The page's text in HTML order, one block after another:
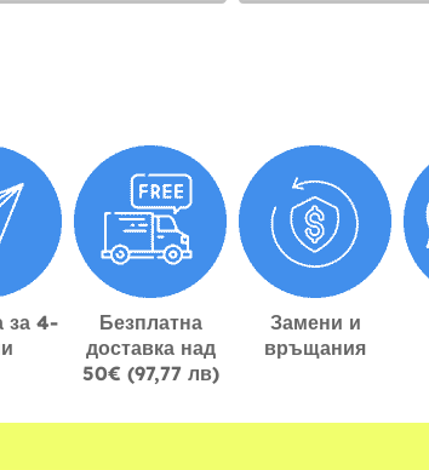
за 4-
Безплатна
доставка над
50€ (97,77 лв)
Замени и
връщания